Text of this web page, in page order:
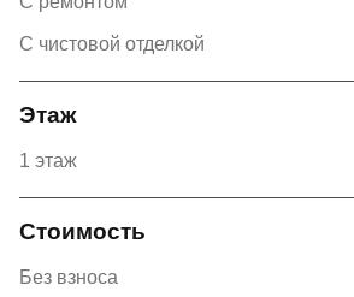
С чистовой отделкой
Этаж
1 этаж
Стоимость
Без взноса